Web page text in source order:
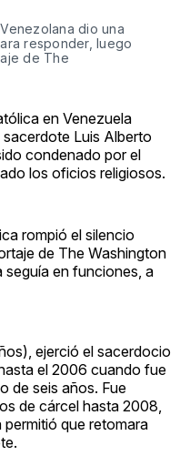
dio una
responder, luego
de The
en Venezuela
Luis Alberto
condenado por el
los oficios religiosos.
rompió el silencio
de The Washington
en funciones, a
ejerció el sacerdocio
el 2006 cuando fue
de seis años. Fue
de cárcel hasta 2008,
que retomara